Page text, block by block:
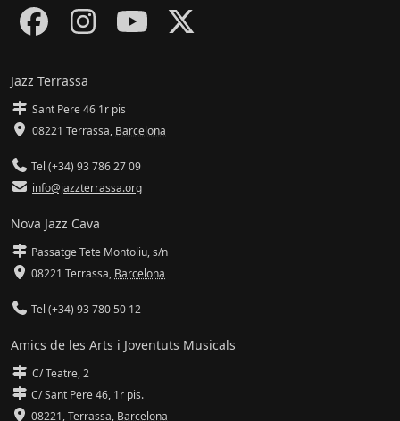
Jazz Terrassa
Sant Pere 46 1r pis
08221 Terrassa, Barcelona
Tel (+34) 93 786 27 09
info@jazzterrassa.org
Nova Jazz Cava
Passatge Tete Montoliu, s/n
08221 Terrassa, Barcelona
Tel (+34) 93 780 50 12
Amics de les Arts i Joventuts Musicals
C/ Teatre, 2
C/ Sant Pere 46, 1r pis.
08221,Terrassa, Barcelona